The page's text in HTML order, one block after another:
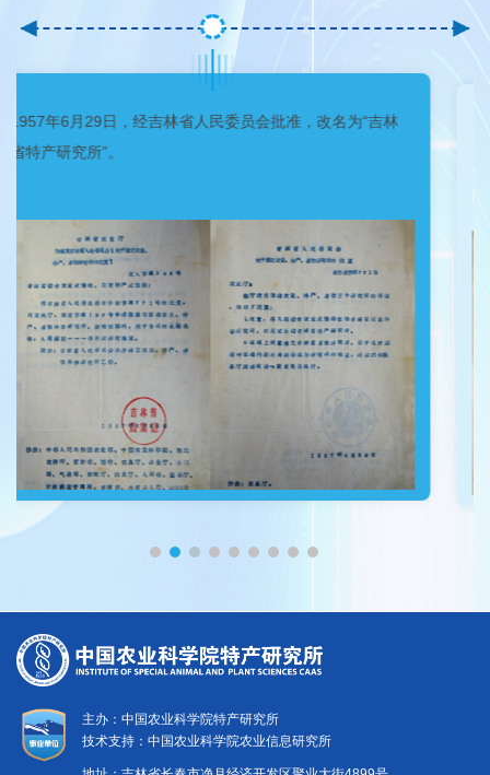
林
1959年8月27日，以野生动物研究室为基础
成立了“中国农业科学院毛皮兽研究所”。从
学院双重领导体制。
主办：中国农业科学院特产研究所
技术支持：中国农业科学院农业信息研究所